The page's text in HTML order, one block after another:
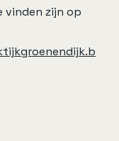
vinden zijn op